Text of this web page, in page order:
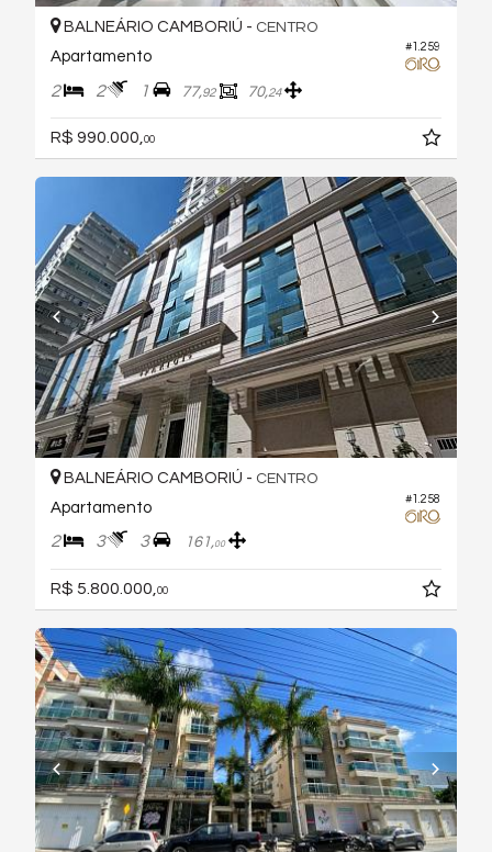
#1.259
BALNEÁRIO CAMBORIÚ - CENTRO
Apartamento
2 2 1 77,92 70,24
R$ 990.000, 00
#1.258
BALNEÁRIO CAMBORIÚ - CENTRO
Apartamento
2 3 3 161,00
R$ 5.800.000,00